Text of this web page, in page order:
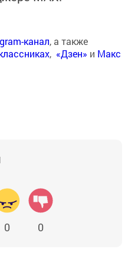
канал, а также
, «Дзен» и Макс
0 0